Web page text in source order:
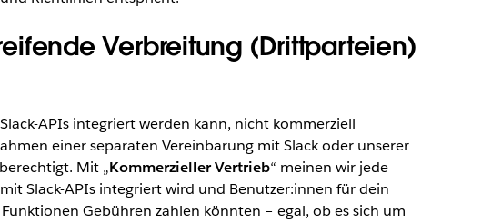
Verbreitung (Drittparteien)
APIs integriert werden kann, nicht kommerziell
einer separaten Vereinbarung mit Slack oder unserer
Mit „Kommerzieller Vertrieb“ meinen wir jede
Slack-APIs integriert wird und Benutzer:innen für dein
Gebühren zahlen könnten – egal, ob es sich um